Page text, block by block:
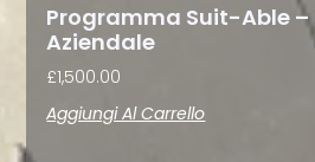
Programma Suit-Able –
Aziendale
£1,500.00
Aggiungi Al Carrello